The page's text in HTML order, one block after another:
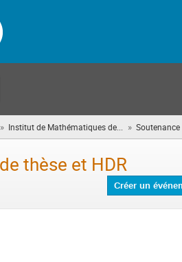
» Institut de Mathématiques de... » Soutenance
thèse et HDR
Créer un